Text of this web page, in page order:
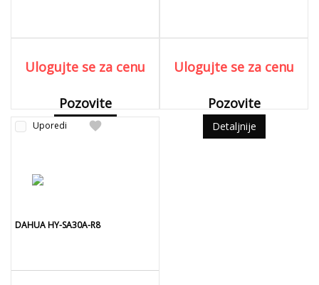
Ulogujte se za cenu
Pozovite
Detaljnije
Ulogujte se za cenu
Pozovite
Detaljnije
favorite
Uporedi
DAHUA HY-SA30A-R8